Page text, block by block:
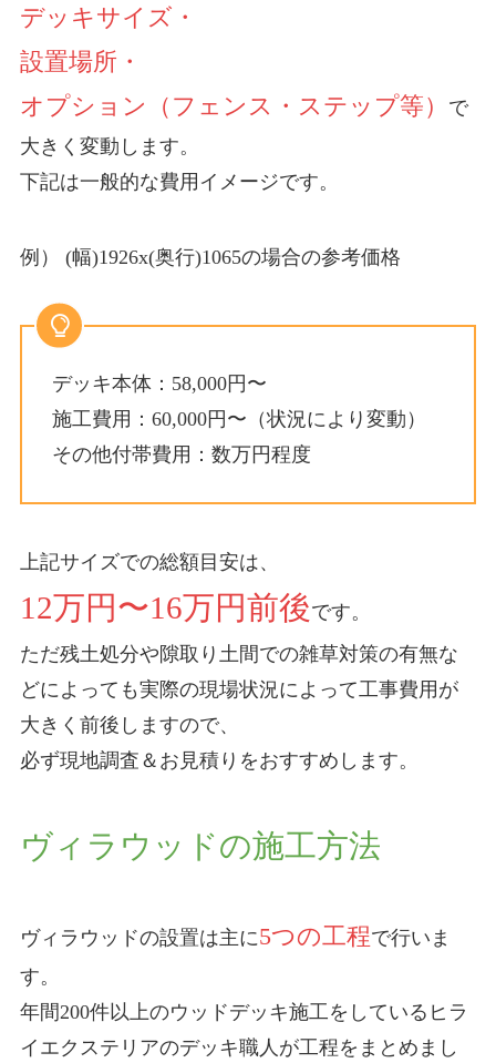
デッキサイズ・
設置場所・
オプション（フェンス・ステップ等）
で
大きく変動します。
下記は一般的な費用イメージです。
例） (幅)1926x(奥行)1065の場合の参考価格
デッキ本体： 58,000円〜
施工費用： 60,000円〜 （状況により変動）
その他付帯費用：数万円程度
上記サイズでの総額目安は、
12万円〜16万円前後です。
ただ残土処分や隙取り土間での雑草対策の有無な
どによっても実際の現場状況によって工事費用が
大きく前後しますので、
必ず現地調査＆お見積りをおすすめします。
ヴィラウッドの施工方法
ヴィラウッドの設置は主に5つの工程で行いま
す。
年間200件以上のウッドデッキ施工をしているヒラ
イエクステリアのデッキ職人が工程をまとめまし